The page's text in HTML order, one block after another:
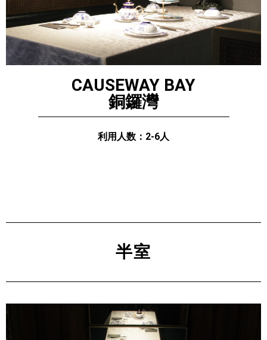
CAUSEWAY BAY
銅鑼灣
利用人数：2-6人
半室